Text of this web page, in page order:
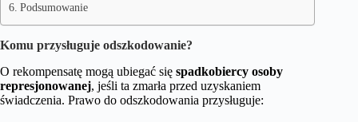
Podsumowanie
Komu przysługuje odszkodowanie?
O rekompensatę mogą ubiegać się spadkobiercy osoby
represjonowanej, jeśli ta zmarła przed uzyskaniem
świadczenia. Prawo do odszkodowania przysługuje: